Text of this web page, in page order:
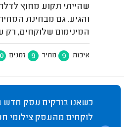
שהייתי תקוע מחוץ
והגיע. גם מבחינת
המינימום שלוקחים, רק
איכות 9 מחיר 9 זמנים
כשאנו בודקים עסק חדש
לוקחים מהעסק צילומי